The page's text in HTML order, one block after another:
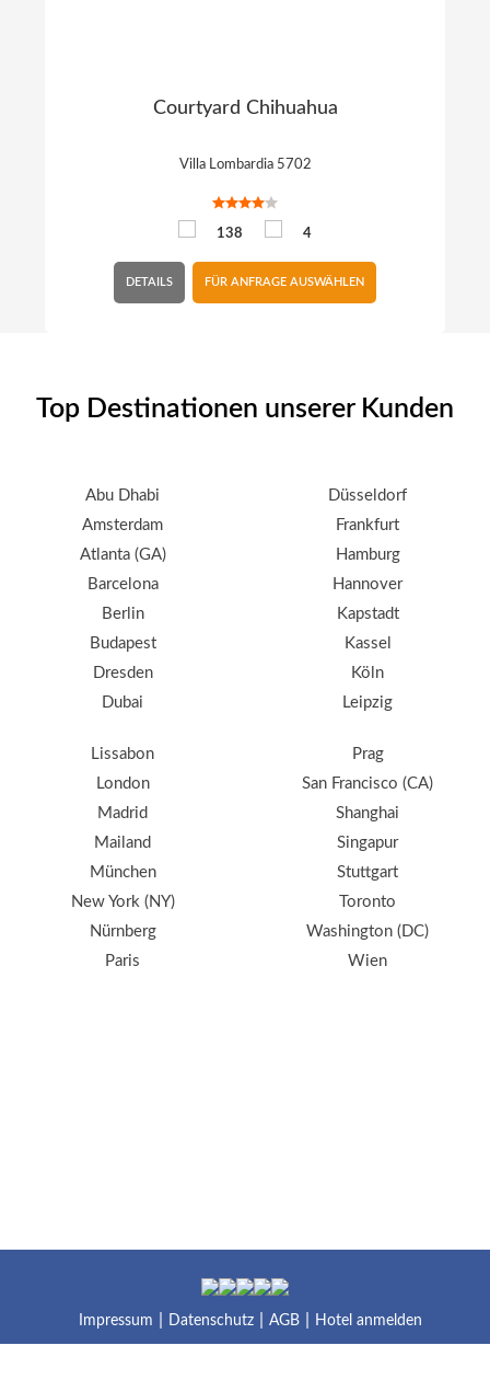
Courtyard Chihuahua
Villa Lombardia 5702
138 4
DETAILS FÜR ANFRAGE AUSWÄHLEN
Top Destinationen unserer Kunden
Abu Dhabi
Amsterdam
Atlanta (GA)
Barcelona
Berlin
Budapest
Dresden
Dubai
Düsseldorf
Frankfurt
Hamburg
Hannover
Kapstadt
Kassel
Köln
Leipzig
Lissabon
London
Madrid
Mailand
München
New York (NY)
Nürnberg
Paris
Prag
San Francisco (CA)
Shanghai
Singapur
Stuttgart
Toronto
Washington (DC)
Wien
Impressum Datenschutz AGB Hotel anmelden